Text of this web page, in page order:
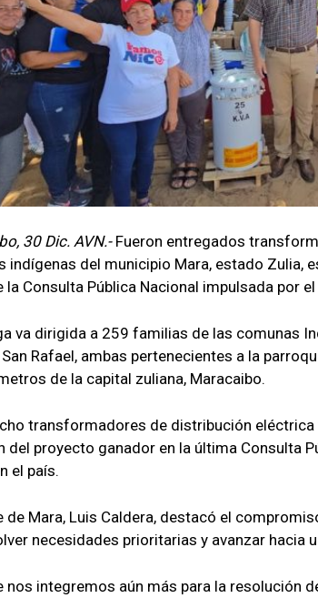
30 Dic. AVN.- Fueron entregados
indígenas del municipio Mara, estado Zulia,
la Consulta Pública Nacional impulsada por
va dirigida a 259 familias de las comunas
Rafael, ambas pertenecientes a la
de la capital zuliana, Maracaibo.
transformadores de distribución
del proyecto ganador en la última Consulta
el país.
de Mara, Luis Caldera, destacó el
necesidades prioritarias y avanzar hacia
nos integremos aún más para la resolución